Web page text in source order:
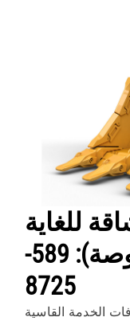
للغاية
سعة 2500 مم (98 بوصة): 589-
8725
الخدمة القاسية